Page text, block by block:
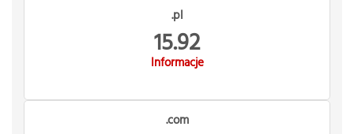
.pl
15.92
Informacje
.com